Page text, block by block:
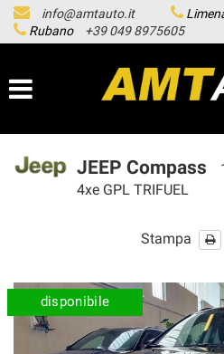
HOME
LISTA VEICOLI
LE NOSTRE SEDI
ASSISTENZA
SERVICE
CONTATTI
info@amtauto.it
Rubano
+39 049 8975605
JEEP Compass
4xe GPL TRIFUEL
Stampa
disponibile